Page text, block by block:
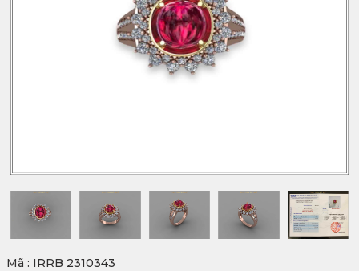
Mã : IRRB 2310343